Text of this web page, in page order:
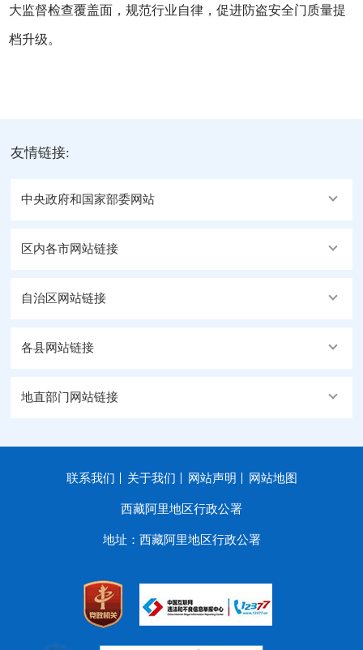
大监督检查覆盖面，规范行业自律，促进防盗安全门质量提
档升级。
友情链接:
中央政府和国家部委网站
区内各市网站链接
自治区网站链接
各县网站链接
地直部门网站链接
联系我们 关于我们 网站声明 网站地图
西藏阿里地区行政公署
地址：西藏阿里地区行政公署